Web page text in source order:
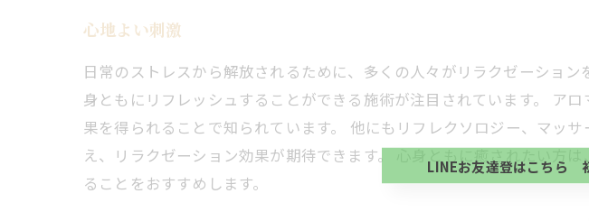
心地よい刺激
日常のストレスから解放されるために、多くの人々がリラクゼーショ
身ともにリフレッシュすることができる施術が注目されています。 ア
果を得られることで知られています。 他にもリフレクソロジー、マッ
え、リラクゼーション効果が期待できます。 心身ともに癒されたい方
ることをおすすめします。
当サロンの公式LINE@
初回 500円OFFさせて
方、不必要な方 お手
LINEお友達登はこちら
当サロンの公式LINE@
初回 500円OFFさせ
方、不必要な方 お手
LINEお友達登はこちら